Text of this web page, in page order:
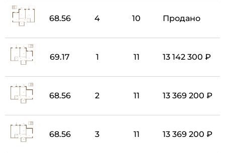
68.56 4 10 Продано
69.17 1 11 13 142 300 ₽
68.56 2 11 13 369 200 ₽
68.56 3 11 13 369 200 ₽